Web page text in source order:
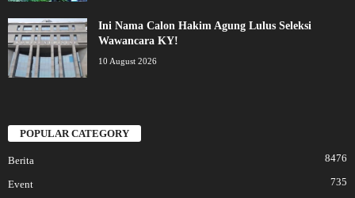
Ini Nama Calon Hakim Agung Lulus Seleksi
Wawancara KY!
10 August 2026
POPULAR CATEGORY
Berita 8476
Event 735